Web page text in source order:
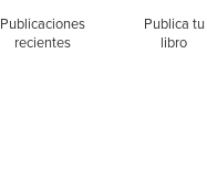
Publicaciones
recientes
Publica tu
libro